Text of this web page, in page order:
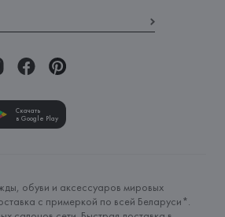
Скачать
в Google Play
обуви и аксессуаров мировых
с примеркой по всей Беларуси*.